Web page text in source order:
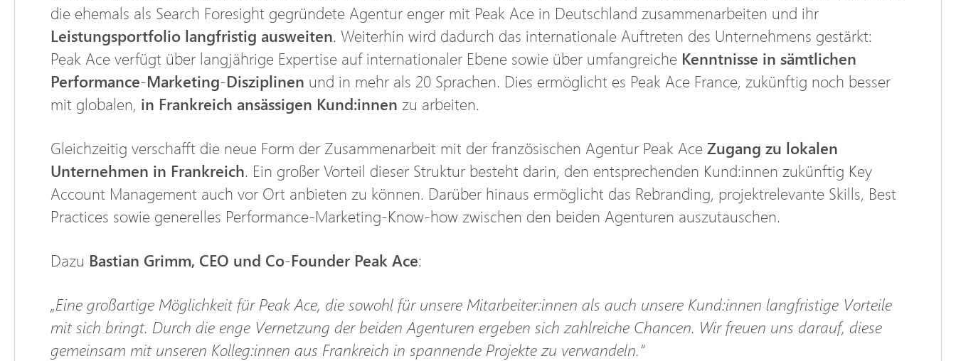
die ehemals als Search Foresight gegründete Agentur enger mit Peak Ace in Deutschland zusammenarbeiten und ihr
Leistungsportfolio langfristig ausweiten. Weiterhin wird dadurch das internationale Auftreten des Unternehmens gestärkt:
Peak Ace verfügt über langjährige Expertise auf internationaler Ebene sowie über umfangreiche Kenntnisse in sämtlichen
Performance-Marketing-Disziplinen und in mehr als 20 Sprachen. Dies ermöglicht es Peak Ace France, zukünftig noch besser
mit globalen, in Frankreich ansässigen Kund:innen zu arbeiten.
Gleichzeitig verschafft die neue Form der Zusammenarbeit mit der französischen Agentur Peak Ace Zugang zu lokalen
Unternehmen in Frankreich. Ein großer Vorteil dieser Struktur besteht darin, den entsprechenden Kund:innen zukünftig Key
Account Management auch vor Ort anbieten zu können. Darüber hinaus ermöglicht das Rebranding, projektrelevante Skills, Best
Practices sowie generelles Performance-Marketing-Know-how zwischen den beiden Agenturen auszutauschen.
Dazu Bastian Grimm, CEO und Co-Founder Peak Ace:
„Eine großartige Möglichkeit für Peak Ace, die sowohl für unsere Mitarbeiter:innen als auch unsere Kund:innen langfristige Vorteile
mit sich bringt. Durch die enge Vernetzung der beiden Agenturen ergeben sich zahlreiche Chancen. Wir freuen uns darauf, diese
gemeinsam mit unseren Kolleg:innen aus Frankreich in spannende Projekte zu verwandeln.“